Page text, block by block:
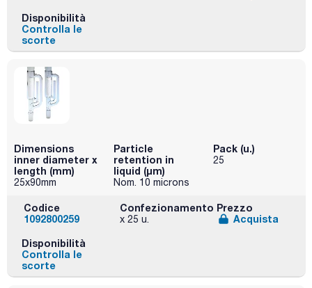
Disponibilità
Controlla le
scorte
Dimensions
inner diameter x
length (mm)
25x90mm
Particle
retention in
liquid (μm)
Nom. 10 microns
Pack (u.)
25
Codice
1092800259
Confezionamento
x 25 u.
Prezzo
Acquista
Disponibilità
Controlla le
scorte